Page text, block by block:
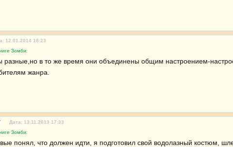
12.01.2014 18:23
Зомби:
разные,но в то же время они объединены общим настроением-
жанра.
Дата: 13.11.2013 17:33
Зомби:
понял, что должен идти, я подготовил свой водолазный костюм,